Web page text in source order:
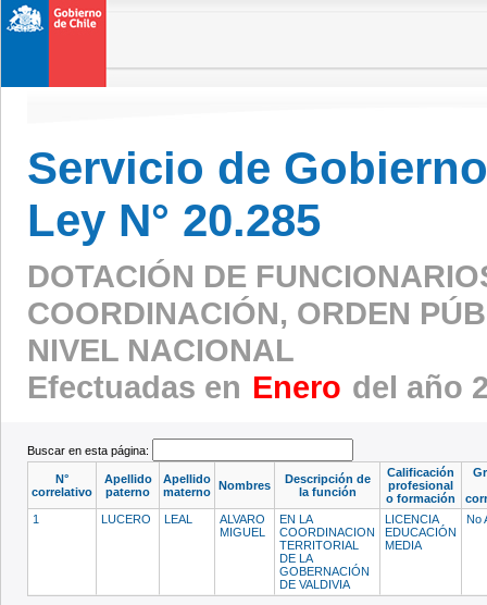
Servicio de
Ley N° 20.285
DOTACIÓN DE
COORDINACIÓN, ORDEN
NIVEL NACIONAL
Efectuadas en Enero del año
Buscar en esta página:
N°
correlativo
Apellido
paterno
Apellido
materno Nombres
Descripción de
la función
Calificación
profesional
o formación
1
LUCERO LEAL
ALVARO
MIGUEL
EN LA
COORDINACION
TERRITORIAL
DE LA
GOBERNACIÓN
DE VALDIVIA
LICENCIA
EDUCACIÓN
MEDIA
No